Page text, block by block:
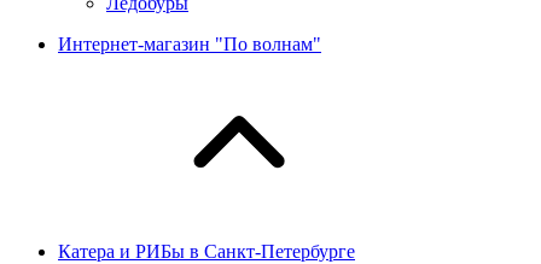
Интернет-магазин "По волнам"
Катера и РИБы в Санкт-Петербурге